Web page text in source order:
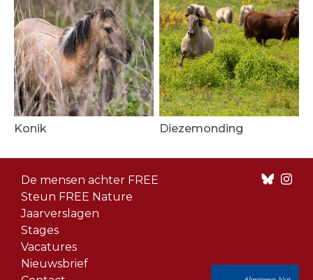
Konik Diezemonding
Footer
menu
De mensen achter FREE
Steun FREE Nature
Jaarverslagen
Stages
Vacatures
Nieuwsbrief